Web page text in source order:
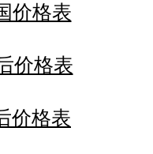
价格表
价格表
价格表